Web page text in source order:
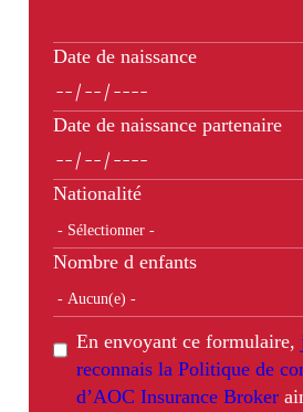
Date de naissance
Date de naissance partenaire
Nationalité
Nombre d enfants
En envoyant ce formulaire,
reconnais la Politique de
d’AOC Insurance Broker